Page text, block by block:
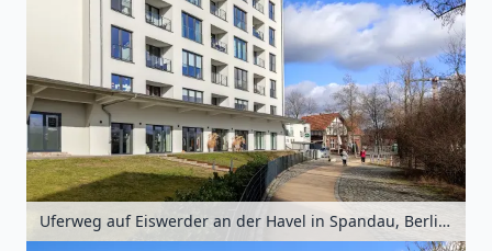
Uferweg auf Eiswerder an der Havel in Spandau, Berlin, Deutschland